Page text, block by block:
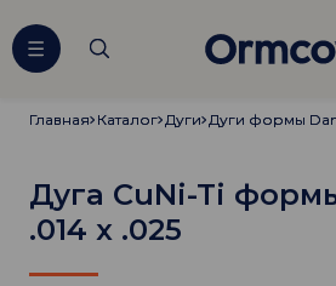
Главная
Главная Каталог
Каталог Дуги
Дуги Дуги формы
Дуги формы
Дуга CuNi-Ti
.014 х .025